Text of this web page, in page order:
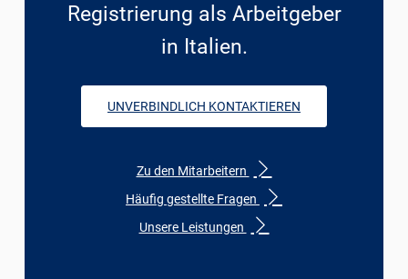
Registrierung als Arbeitgeber
in Italien.
UNVERBINDLICH KONTAKTIEREN
Zu den Mitarbeitern
Häufig gestellte Fragen
Unsere Leistungen